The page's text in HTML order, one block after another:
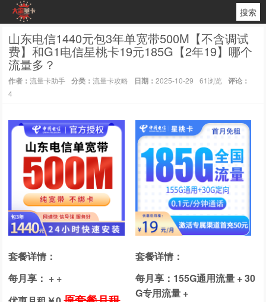
搜索
山东电信1440元包3年单宽带500M【不含调试
费】和G1电信星桃卡19元185G【2年19】哪个
流量多？
作者：流量卡助手 分类：流量卡攻略 日期：2025-10-29 61浏览 评论：
4
套餐详情：
每月享： + +
套餐详情：
每月享：155G通用流量 + 30
G专用流量 +